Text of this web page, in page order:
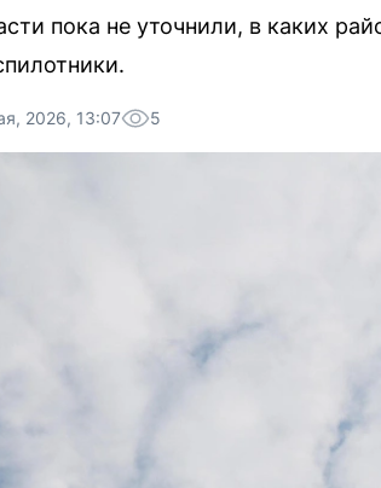
пока не уточнили, в каких
2026, 13:07 5